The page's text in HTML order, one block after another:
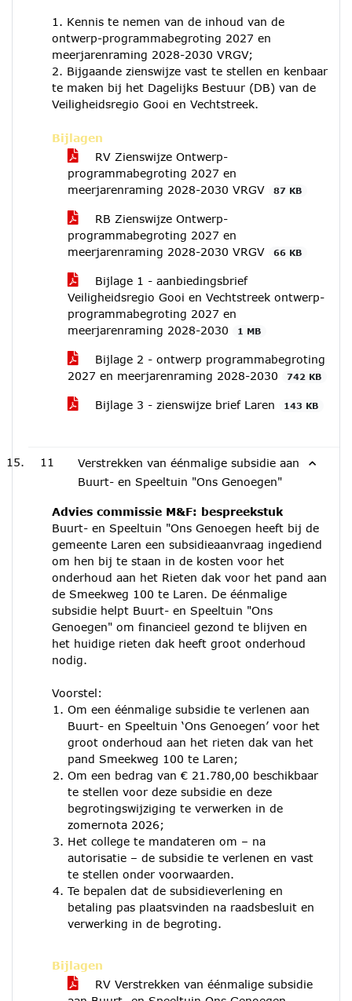
1. Kennis te nemen van de inhoud van de
ontwerp-programmabegroting 2027 en
meerjarenraming 2028-2030 VRGV;
2. Bijgaande zienswijze vast te stellen en kenbaar
te maken bij het Dagelijks Bestuur (DB) van de
Veiligheidsregio Gooi en Vechtstreek.
Bijlagen
RV Zienswijze Ontwerp-
programmabegroting 2027 en
meerjarenraming 2028-2030 VRGV
87 KB
RB Zienswijze Ontwerp-
programmabegroting 2027 en
meerjarenraming 2028-2030 VRGV
66 KB
Bijlage 1 - aanbiedingsbrief
Veiligheidsregio Gooi en Vechtstreek ontwerp-
programmabegroting 2027 en
meerjarenraming 2028-2030
1 MB
Bijlage 2 - ontwerp programmabegroting
2027 en meerjarenraming 2028-2030
742 KB
Bijlage 3 - zienswijze brief Laren 143 KB
11
Verstrekken van éénmalige subsidie aan
Buurt- en Speeltuin "Ons Genoegen"
Advies commissie M&F: bespreekstuk
Buurt- en Speeltuin "Ons Genoegen heeft bij de
gemeente Laren een subsidieaanvraag ingediend
om hen bij te staan in de kosten voor het
onderhoud aan het Rieten dak voor het pand aan
de Smeekweg 100 te Laren. De éénmalige
subsidie helpt Buurt- en Speeltuin "Ons
Genoegen" om financieel gezond te blijven en
het huidige rieten dak heeft groot onderhoud
nodig.
Voorstel:
Om een éénmalige subsidie te verlenen aan
Buurt- en Speeltuin ‘Ons Genoegen’ voor het
groot onderhoud aan het rieten dak van het
pand Smeekweg 100 te Laren;
Om een bedrag van € 21.780,00 beschikbaar
te stellen voor deze subsidie en deze
begrotingswijziging te verwerken in de
zomernota 2026;
Het college te mandateren om – na
autorisatie – de subsidie te verlenen en vast
te stellen onder voorwaarden.
Te bepalen dat de subsidieverlening en
betaling pas plaatsvinden na raadsbesluit en
verwerking in de begroting.
Bijlagen
RV Verstrekken van éénmalige subsidie